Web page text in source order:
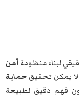
لبناء منظومة أمن
يمكن تحقيق حماية
فهم دقيق لطبيعة